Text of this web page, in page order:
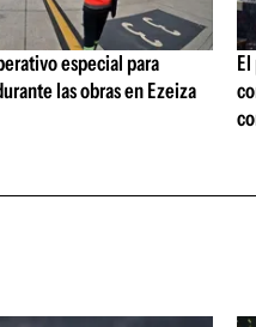
especial para
las obras en Ezeiza